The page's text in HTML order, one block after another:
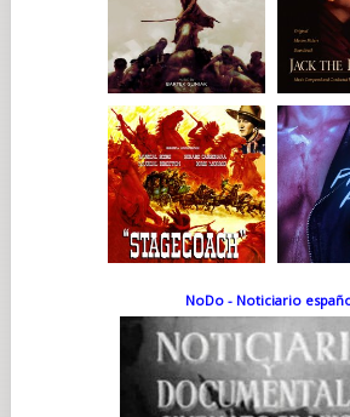
NoDo - Noticiario